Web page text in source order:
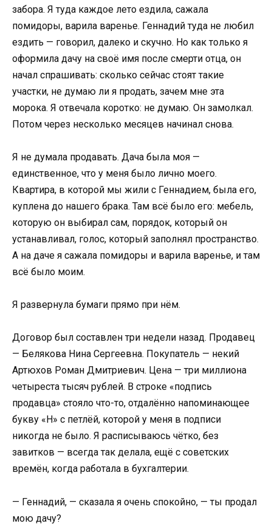
забора. Я туда каждое лето ездила, сажала
помидоры, варила варенье. Геннадий туда не любил
ездить — говорил, далеко и скучно. Но как только я
оформила дачу на своё имя после смерти отца, он
начал спрашивать: сколько сейчас стоят такие
участки, не думаю ли я продать, зачем мне эта
морока. Я отвечала коротко: не думаю. Он замолкал.
Потом через несколько месяцев начинал снова.
Я не думала продавать. Дача была моя —
единственное, что у меня было лично моего.
Квартира, в которой мы жили с Геннадием, была его,
куплена до нашего брака. Там всё было его: мебель,
которую он выбирал сам, порядок, который он
устанавливал, голос, который заполнял пространство.
А на даче я сажала помидоры и варила варенье, и там
всё было моим.
Я развернула бумаги прямо при нём.
Договор был составлен три недели назад. Продавец
— Белякова Нина Сергеевна. Покупатель — некий
Артюхов Роман Дмитриевич. Цена — три миллиона
четыреста тысяч рублей. В строке «подпись
продавца» стояло что-то, отдалённо напоминающее
букву «Н» с петлёй, которой у меня в подписи
никогда не было. Я расписываюсь чётко, без
завитков — всегда так делала, ещё с советских
времён, когда работала в бухгалтерии.
— Геннадий, — сказала я очень спокойно, — ты продал
мою дачу?